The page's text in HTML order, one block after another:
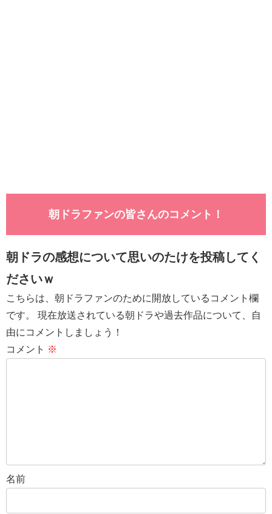
朝ドラファンの皆さんのコメント！
朝ドラの感想について思いのたけを投稿してく
ださいｗ
こちらは、朝ドラファンのために開放しているコメント欄
です。 現在放送されている朝ドラや過去作品について、自
由にコメントしましょう！
コメント ※
名前